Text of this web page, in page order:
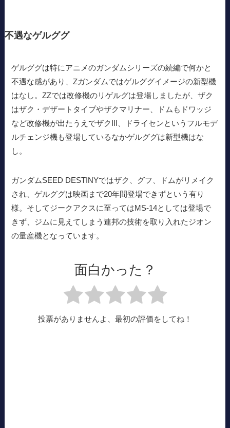
不遇なゲルググ
ゲルググは特にアニメのガンダムシリーズの続編で何かと
不遇な感があり、Zガンダムではゲルググイメージの新型機
はなし。ZZでは改修機のリゲルグは登場しましたが、ザク
はザク・デザートタイプやザクマリナー、ドムもドワッジ
など改修機が出たうえでザクIII、ドライセンというフルモデ
ルチェンジ機も登場しているなかゲルググは新型機はな
し。
ガンダムSEED DESTINYではザク、グフ、ドムがリメイク
され、ゲルググは映画まで20年間登場できずという有り
様。そしてジークアクスに至ってはMS-14としては登場で
きず、ジムに見えてしまう連邦の技術を取り入れたジオン
の量産機となっています。
面白かった？
投票がありませんよ、最初の評価をしてね！